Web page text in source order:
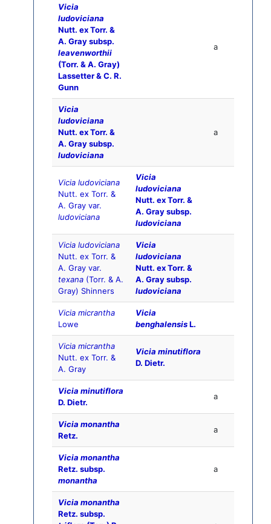
Vicia
ludoviciana
Nutt. ex Torr. &
A. Gray subsp.
leavenworthii
(Torr. & A. Gray)
Lassetter & C. R.
Gunn
a
Vicia
ludoviciana
Nutt. ex Torr. &
A. Gray subsp.
ludoviciana
a
Vicia ludoviciana
Nutt. ex Torr. &
A. Gray var.
ludoviciana
Vicia
ludoviciana
Nutt. ex Torr. &
A. Gray subsp.
ludoviciana
Vicia ludoviciana
Nutt. ex Torr. &
A. Gray var.
texana (Torr. & A.
Gray) Shinners
Vicia
ludoviciana
Nutt. ex Torr. &
A. Gray subsp.
ludoviciana
Vicia micrantha
Lowe
Vicia
benghalensisL.
Vicia micrantha
Nutt. ex Torr. &
A. Gray
Vicia minutiflora
D. Dietr.
Vicia minutiflora
D. Dietr.
a
Vicia monantha
Retz.
a
Vicia monantha
Retz. subsp.
monantha
a
Vicia monantha
Retz. subsp.